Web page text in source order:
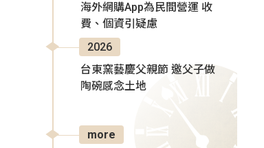
海外網購App為民間營運 收
費、個資引疑慮
2026
台東窯藝慶父親節 邀父子做
陶碗感念土地
more